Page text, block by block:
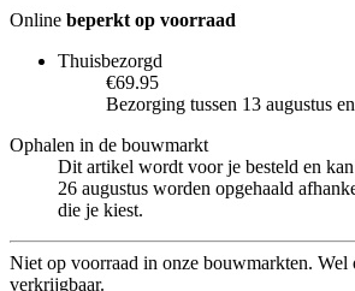
Online beperkt op voorraad
Thuisbezorgd
€69.95
Bezorging tussen 13 augustus
Ophalen in de bouwmarkt
Dit artikel wordt voor je besteld en kan
26 augustus worden opgehaald
die je kiest.
Niet op voorraad in onze bouwmarkten. Wel
verkrijgbaar.